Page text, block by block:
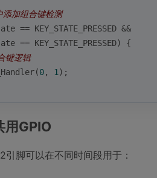
加组合键检测
== KEY_STATE_PRESSED &&
== KEY_STATE_PRESSED) {
键逻辑
0, 1 );
用GPIO
脚可以在不同时间段用于：